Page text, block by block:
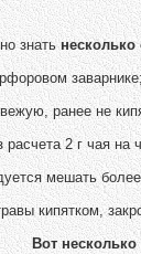
знатьнесколько
заварнике;
ранее не
расчета 2 г чая на
мешать
кипятком,
Вот